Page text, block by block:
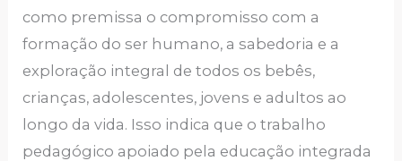
como premissa o compromisso com a
formação do ser humano, a sabedoria e a
exploração integral de todos os bebês,
crianças, adolescentes, jovens e adultos ao
longo da vida. Isso indica que o trabalho
pedagógico apoiado pela educação integrada